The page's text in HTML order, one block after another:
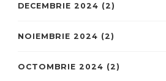
DECEMBRIE 2024 (2)
NOIEMBRIE 2024 (2)
OCTOMBRIE 2024 (2)